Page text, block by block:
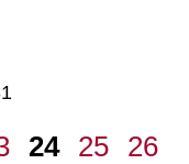
24 25
26